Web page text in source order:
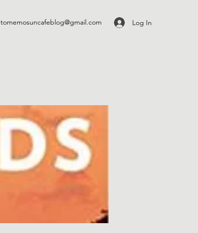
tomemosuncafeblog@gmail.com Log In